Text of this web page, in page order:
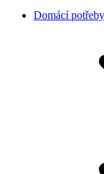
Domácí potřeby